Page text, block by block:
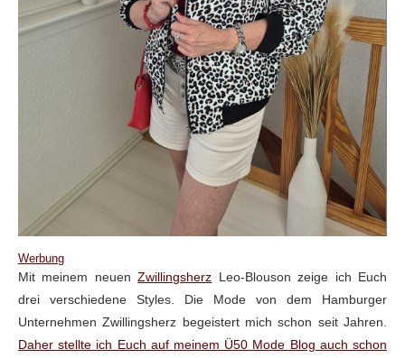
Werbung
Mit meinem neuenZwillingsherz Leo-Blouson zeige ich Euch
drei verschiedene Styles. Die Mode von dem Hamburger
Unternehmen Zwillingsherz begeistert mich schon seit Jahren.
Daher stellte ich Euch auf meinem Ü50 Mode Blog auch schon